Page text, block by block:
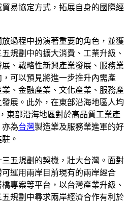
貿易協定方式，拓展自身的國際經
過程中扮演著重要的角色，並獲
規劃中的擴大消費、工業升級、
、戰略性新興產業發展、服務業
可以預見將進一步推升內需產
、金融產業、文化產業、服務產
展。此外，在東部沿海地區人均
東部沿海地區對於高品質工業產
亦為台灣製造業及服務業進軍的好
。
五規劃的契機，壯大台灣。面對
運用兩岸目前現有的兩岸經合
專案等平台，以台灣產業升級、
規劃中尋求兩岸經濟合作有利於